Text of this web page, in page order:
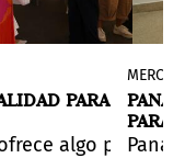
artísticas en
por pedido
en el Centro
y
PARA
algo para
PARA